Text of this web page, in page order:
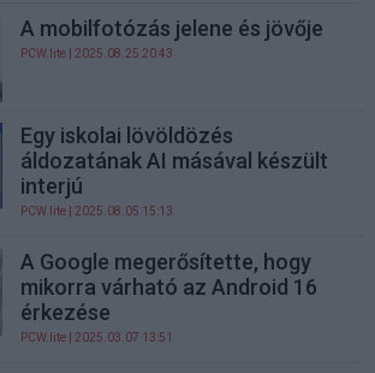
A mobilfotózás jelene és jövője
PCW.lite | 2025.08.25 20:43
Egy iskolai lövöldözés
áldozatának AI másával készült
interjú
PCW.lite | 2025.08.05 15:13
A Google megerősítette, hogy
mikorra várható az Android 16
érkezése
PCW.lite | 2025.03.07 13:51